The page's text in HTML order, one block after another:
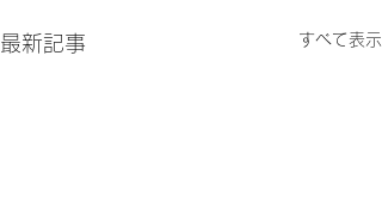
最新記事 すべて表示